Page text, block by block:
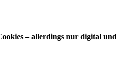
– allerdings nur digital und